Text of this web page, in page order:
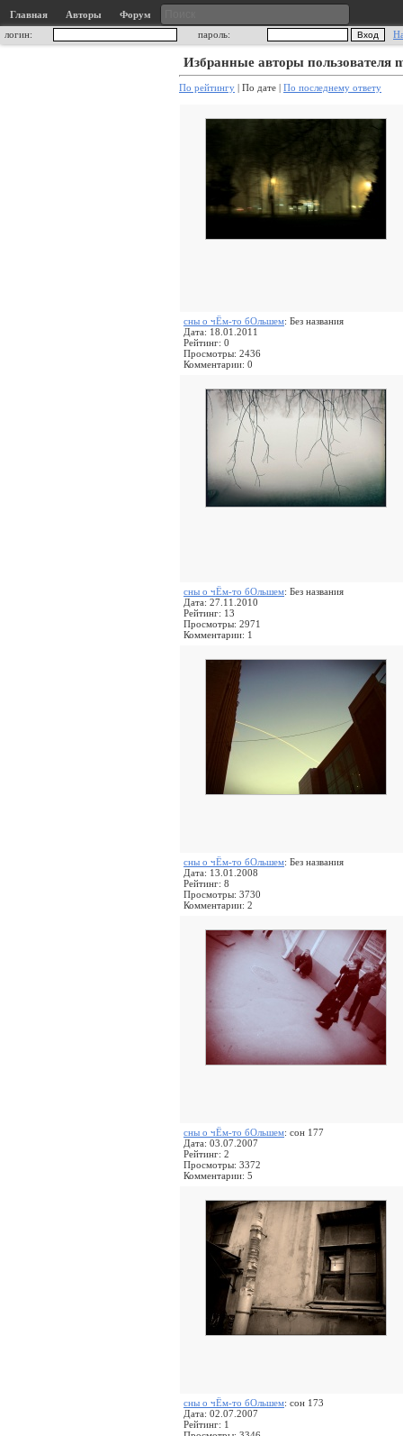
Главная Авторы
Форум
логин:
пароль:
Избранные авторы пользователя
По рейтингу | По дате | По последнему ответу
сны о чЁм-то бОльшем: Без названия
Дата: 18.01.2011
Рейтинг: 0
Просмотры: 2436
Комментарии: 0
сны о чЁм-то бОльшем: Без названия
Дата: 27.11.2010
Рейтинг: 13
Просмотры: 2971
Комментарии: 1
сны о чЁм-то бОльшем: Без названия
Дата: 13.01.2008
Рейтинг: 8
Просмотры: 3730
Комментарии: 2
сны о чЁм-то бОльшем: сон 177
Дата: 03.07.2007
Рейтинг: 2
Просмотры: 3372
Комментарии: 5
сны о чЁм-то бОльшем: сон 173
Дата: 02.07.2007
Рейтинг: 1